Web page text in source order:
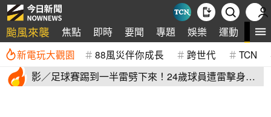
颱風來襲 焦點 即時 要聞 專題 娛樂 運動 全
新電玩大觀園 88風災伴你成長 跨世代 TCN
影／足球賽踢到一半雷劈下來！24歲球員遭雷擊身